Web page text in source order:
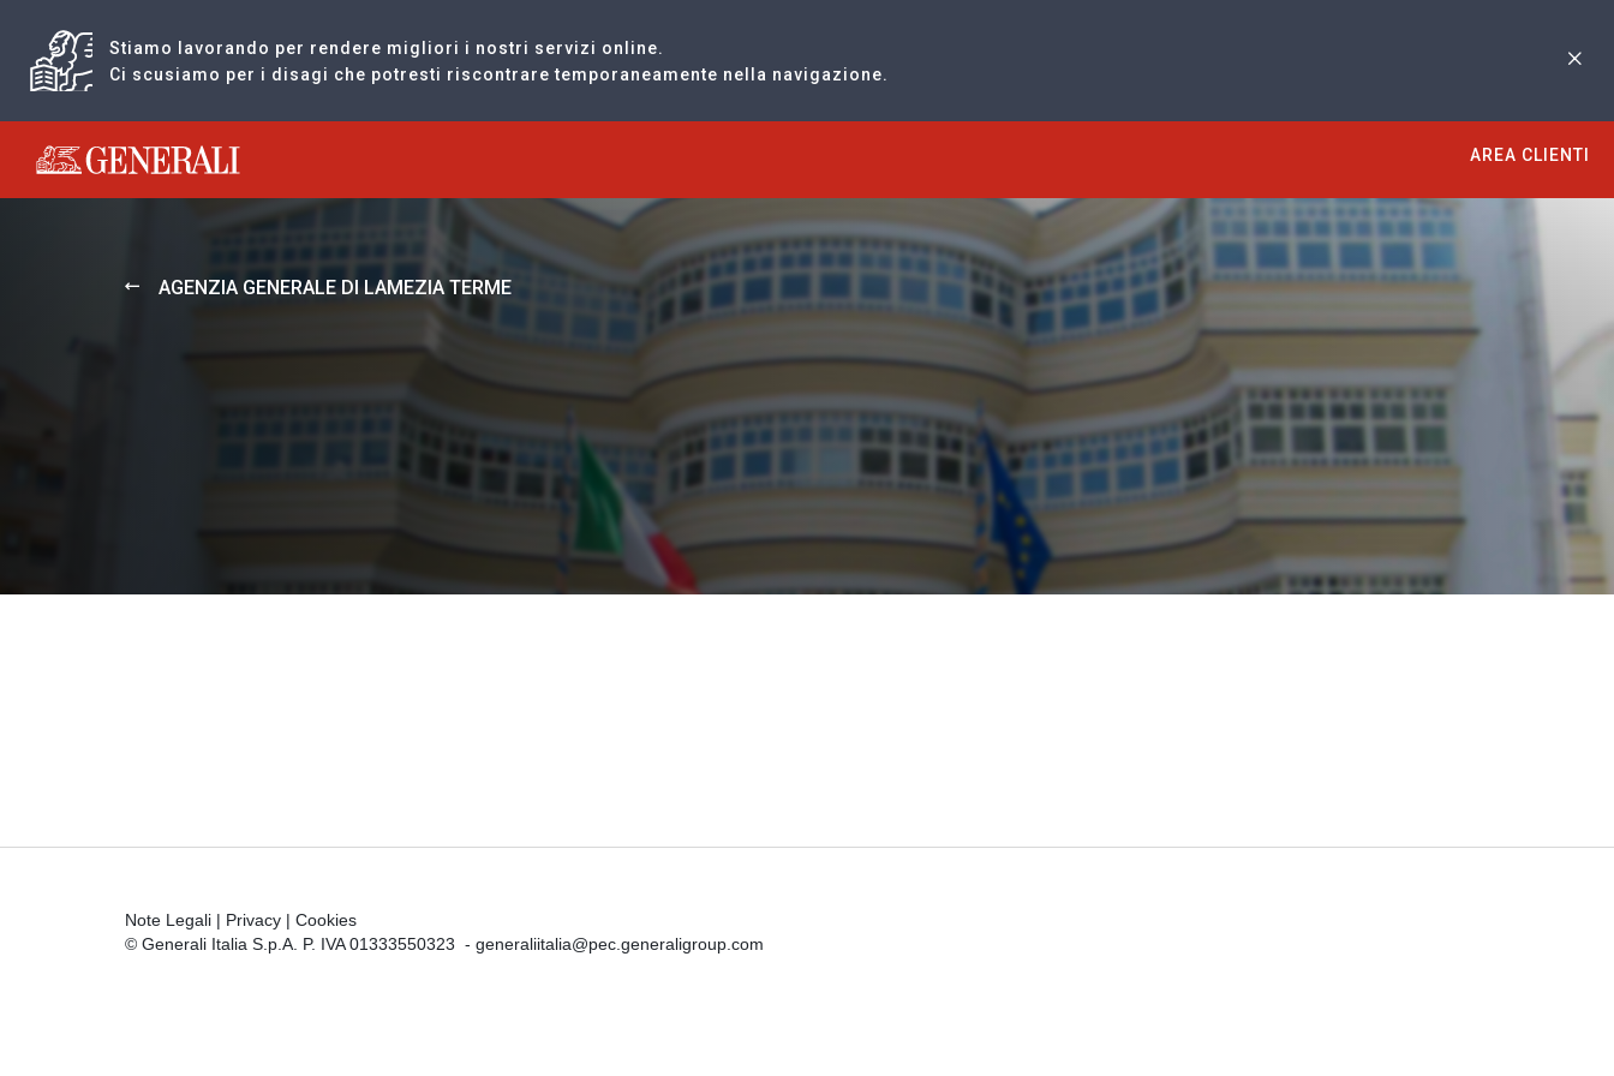
Stiamo lavorando per rendere migliori i nostri servizi online.
Ci scusiamo per i disagi che potresti riscontrare temporaneamente nella navigazione.
Generali logo
AREA CLIENTI
AGENZIA GENERALE DI LAMEZIA TERME
Note Legali | Privacy | Cookies
© Generali Italia S.p.A. P. IVA 01333550323 - generaliitalia@pec.generaligroup.com